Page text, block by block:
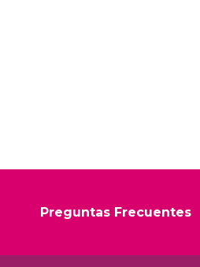
Preguntas Frecuentes